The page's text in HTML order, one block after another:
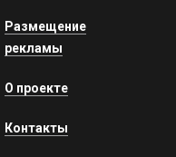
Размещение
рекламы
О проекте
Контакты